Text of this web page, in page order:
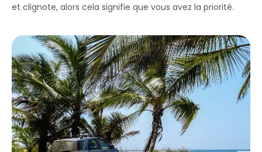
et clignote, alors cela signifie que vous avez la priorité.